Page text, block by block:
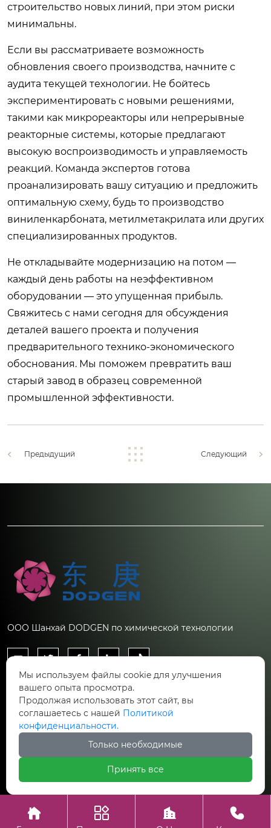
строительство новых линий, при этом риски
минимальны.
Если вы рассматриваете возможность
обновления своего производства, начните с
аудита текущей технологии. Не бойтесь
экспериментировать с новыми решениями,
такими как микрореакторы или непрерывные
реакторные системы, которые предлагают
высокую воспроизводимость и управляемость
реакций. Команда экспертов готова
проанализировать вашу ситуацию и предложить
оптимальную схему, будь то производство
виниленкарбоната, метилметакрилата или других
специализированных продуктов.
Не откладывайте модернизацию на потом —
каждый день работы на неэффективном
оборудовании — это упущенная прибыль.
Свяжитесь с нами сегодня для обсуждения
деталей вашего проекта и получения
предварительного технико-экономического
обоснования. Мы поможем превратить ваш
старый завод в образец современной
промышленной эффективности.
Предыдущий Следующий
ООО Шанхай DODGEN по химической технологии
    
Контакты
 Китай, Шанхай, Новый район Пудун, улица
Фушань, д. 388. Корпус 27.
 ru.inquiries@chemdodgen.com
Авторское право©ООО Шанхай DODGEN по химической
технологии
   
Мы используем файлы cookie для улучшения
вашего опыта просмотра.
Продолжая использовать этот сайт, вы
соглашаетесь с нашей Политикой
конфиденциальности.
Только необходимые
Принять все